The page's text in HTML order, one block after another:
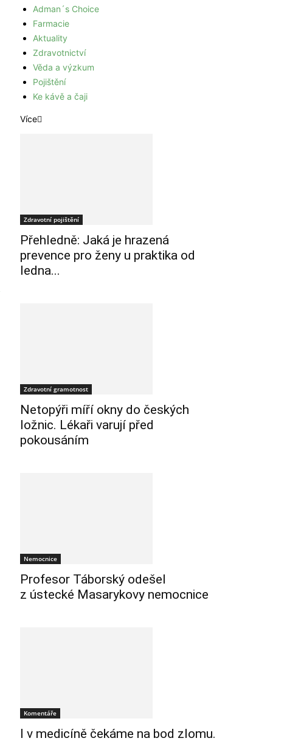
Adman´s Choice
Farmacie
Aktuality
Zdravotnictví
Věda a výzkum
Pojištění
Ke kávě a čaji
Více
Zdravotní pojištění
Přehledně: Jaká je hrazená
prevence pro ženy u praktika od
ledna...
Zdravotní gramotnost
Netopýři míří okny do českých
ložnic. Lékaři varují před
pokousáním
Nemocnice
Profesor Táborský odešel
z ústecké Masarykovy nemocnice
Komentáře
I v medicíně čekáme na bod zlomu.